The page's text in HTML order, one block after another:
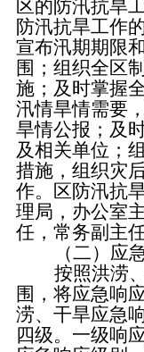
区的防汛抗旱
防汛抗旱工作
宣布汛期期限
围；组织全区
施；及时掌握
汛情旱情需要
旱情公报；及
及相关单位；
措施，组织灾
作。区防汛抗
理局，办公室
任，常务副主
（二）应
按照洪涝
围，将应急响
涝、干旱应急
四级。一级响